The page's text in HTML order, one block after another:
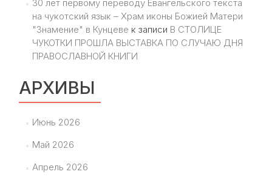
30 лет первому переводу Евангельского текста
на чукотский язык – Храм иконы Божией Матери
"Знамение" в Кунцеве к записи В СТОЛИЦЕ
ЧУКОТКИ ПРОШЛА ВЫСТАВКА ПО СЛУЧАЮ ДНЯ
ПРАВОСЛАВНОЙ КНИГИ
АРХИВЫ
Июнь 2026
Май 2026
Апрель 2026